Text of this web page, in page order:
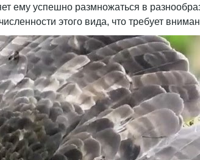
ему успешно размножаться в
этого вида, что требует